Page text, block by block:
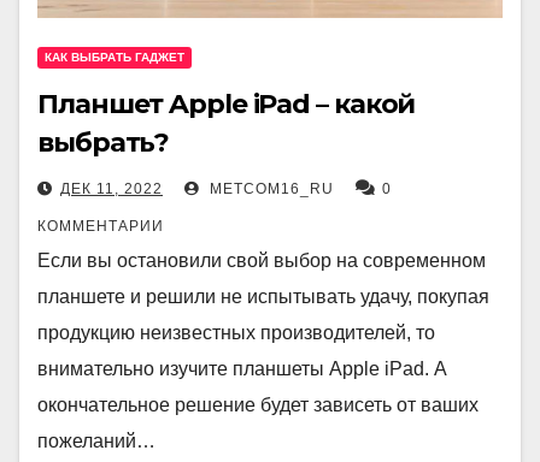
КАК ВЫБРАТЬ ГАДЖЕТ
Планшет Apple iPad – какой
выбрать?
ДЕК 11, 2022 METCOM16_RU 0
КОММЕНТАРИИ
Если вы остановили свой выбор на современном
планшете и решили не испытывать удачу, покупая
продукцию неизвестных производителей, то
внимательно изучите планшеты Apple iPad. А
окончательное решение будет зависеть от ваших
пожеланий…